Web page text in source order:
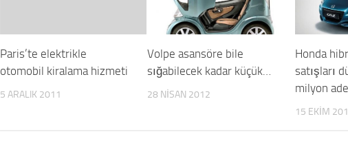
Paris’te elektrikle
otomobil kiralama hizmeti
5 ARALIK 2011
Volpe asansöre bile
sığabilecek kadar küçük…
28 NISAN 2012
Honda
satışları
milyon
15 EKIM